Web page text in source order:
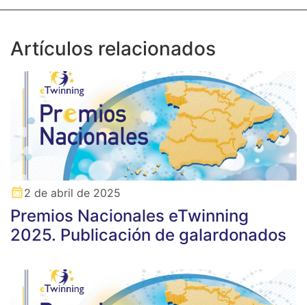
Artículos relacionados
2 de abril de 2025
Premios Nacionales eTwinning
2025. Publicación de galardonados